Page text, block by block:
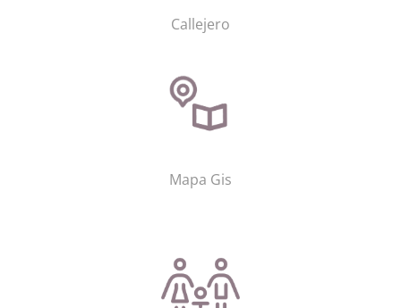
Callejero
Mapa Gis